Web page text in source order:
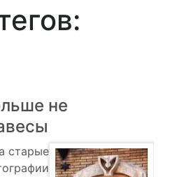
не
старые